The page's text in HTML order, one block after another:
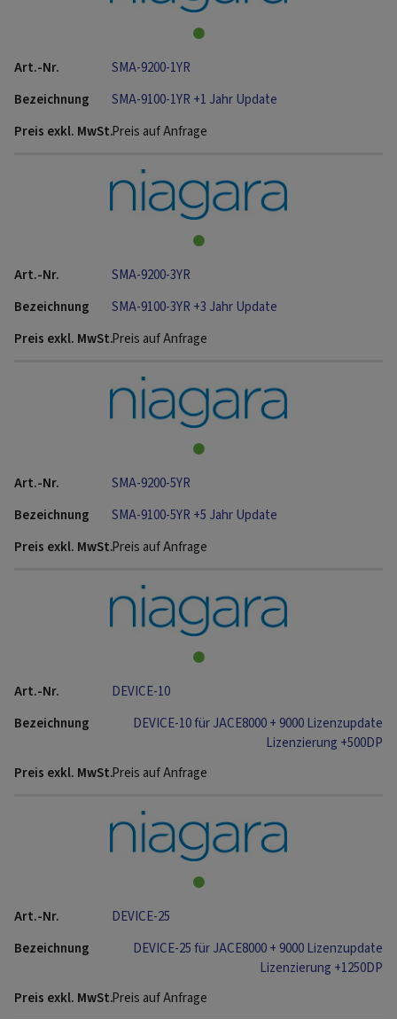
SMA-9200-1YR
SMA-9100-1YR +1 Jahr Update
Preis auf Anfrage
SMA-9200-3YR
SMA-9100-3YR +3 Jahr Update
Preis auf Anfrage
SMA-9200-5YR
SMA-9100-5YR +5 Jahr Update
Preis auf Anfrage
DEVICE-10
DEVICE-10 für JACE8000 + 9000 Lizenzupdate
Lizenzierung +500DP
Preis auf Anfrage
DEVICE-25
DEVICE-25 für JACE8000 + 9000 Lizenzupdate
Lizenzierung +1250DP
Preis auf Anfrage